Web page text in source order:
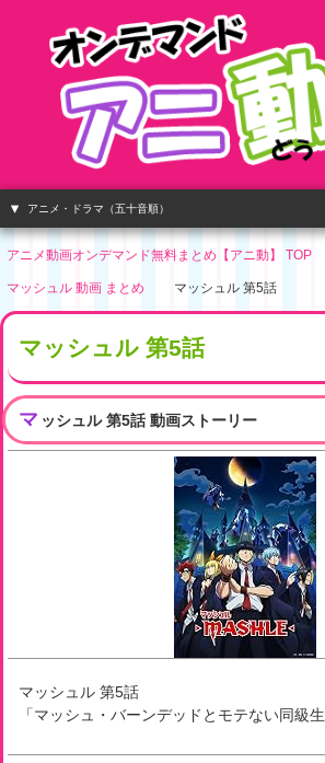
アニメ・ドラマ（五十音順）
アニメ動画オンデマンド無料まとめ【アニ動】 TOP
マッシュル 動画 まとめ マッシュル 第5話
マッシュル 第5話
マ ッシュル 第5話 動画ストーリー
マッシュル 第5話
「マッシュ・バーンデッドとモテない同級生